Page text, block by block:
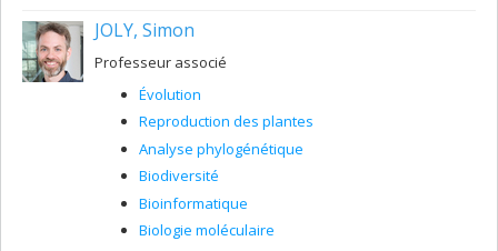
peuvent nous aider à mieux prédire leur éventuelle
phytorémédiation de sols pollués, toits verts,
restauration de berges).
JOLY, Simon
Professeur associé
Évolution
Reproduction des plantes
Analyse phylogénétique
Biodiversité
Bioinformatique
Biologie moléculaire